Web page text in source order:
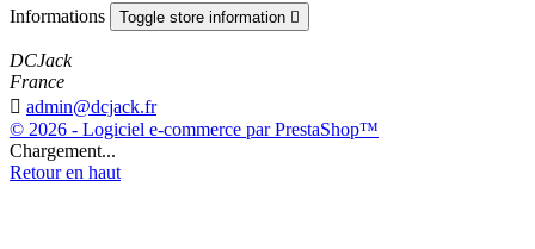
Informations Toggle store information 
DCJack
France
 admin@dcjack.fr
© 2026 - Logiciel e-commerce par PrestaShop™
Chargement...
Retour en haut